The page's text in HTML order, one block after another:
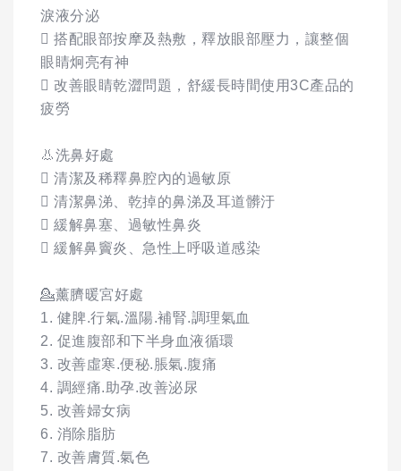
淚液分泌
 搭配眼部按摩及熱敷，釋放眼部壓力，讓整個
眼睛炯亮有神
 改善眼睛乾澀問題，舒緩長時間使用3C產品的
疲勞
👃洗鼻好處
 清潔及稀釋鼻腔內的過敏原
 清潔鼻涕、乾掉的鼻涕及耳道髒汙
 緩解鼻塞、過敏性鼻炎
 緩解鼻竇炎、急性上呼吸道感染
💁‍薰臍暖宮好處
1. 健脾.行氣.溫陽.補腎.調理氣血
2. 促進腹部和下半身血液循環
3. 改善虛寒.便秘.脹氣.腹痛
4. 調經痛.助孕.改善泌尿
5. 改善婦女病
6. 消除脂肪
7. 改善膚質.氣色